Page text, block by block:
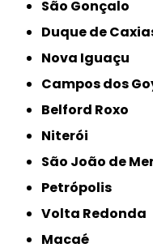
São Gonçalo
Duque de
Nova Iguaçu
Campos dos
Belford Roxo
Niterói
São João de
Petrópolis
Volta Redonda
Macaé